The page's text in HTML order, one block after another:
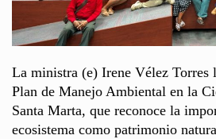
La ministra (e) Irene Vélez Torres
Plan de Manejo Ambiental en la
Santa Marta, que reconoce la
ecosistema como patrimonio